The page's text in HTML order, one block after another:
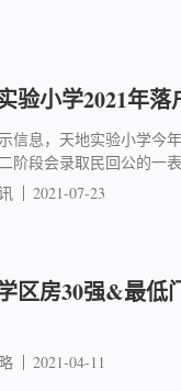
验小学2021年
信息，天地实验小学今
阶段会录取民回公的一
2021-07-23
区房30强&最低
2021-04-11